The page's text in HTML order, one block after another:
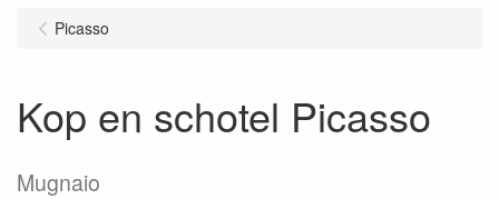
Picasso
Kop en schotel Picasso
Mugnaio